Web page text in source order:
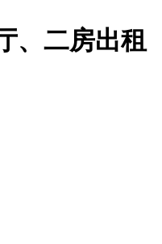
、二房出租